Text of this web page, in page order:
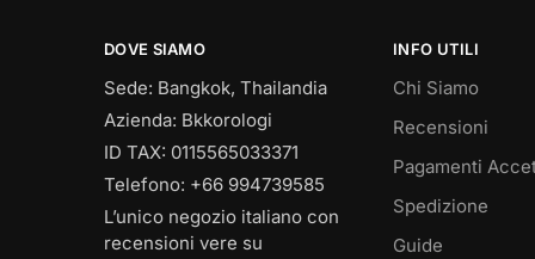
DOVE SIAMO
Sede: Bangkok, Thailandia
Azienda: Bkkorologi
ID TAX: 0115565033371
Telefono: +66 994739585
L’unico negozio italiano con
recensioni vere su
INFO UTILI
Chi Siamo
Recensioni
Pagamenti
Spedizione
Guide